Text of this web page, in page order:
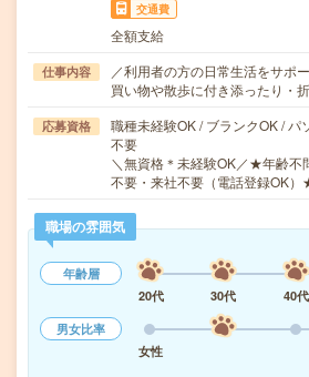
交通費
全額支給
仕事内容
／利用者の方の日常生活をサポ
買い物や散歩に付き添ったり・
応募資格
職種未経験OK / ブランクOK / パ
不要
＼無資格＊未経験OK／★年齢
不要・来社不要（電話登録OK
職場の雰囲気
年齢層
20代
30代 40代
男女比率
女性